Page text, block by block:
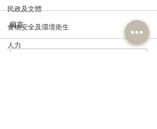
民政及文體
食物安全及環境衛生
人力
留言